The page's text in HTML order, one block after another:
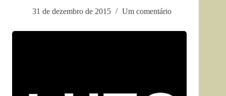
31 de dezembro de 2015
Um comentário